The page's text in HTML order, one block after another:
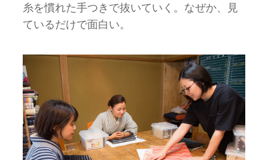
糸を慣れた手つきで抜いていく。なぜか、見
ているだけで面白い。